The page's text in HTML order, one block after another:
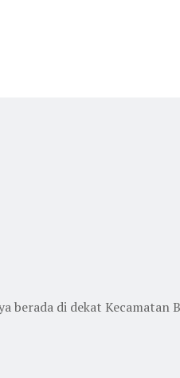
berada di dekat Kecamatan